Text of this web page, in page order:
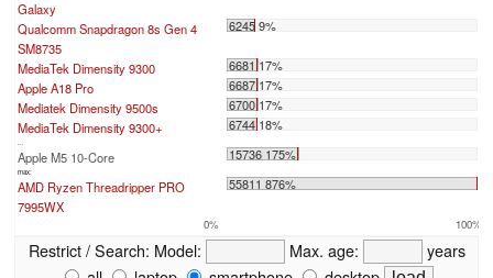
Galaxy
Qualcomm Snapdragon 8s Gen 4
SM8735
6245 9%
MediaTek Dimensity 9300
6681 17%
Apple A18 Pro
6687 17%
Mediatek Dimensity 9500s
6700 17%
MediaTek Dimensity 9300+
6744 18%
Apple M5 10-Core 15736 175%
max:
AMD Ryzen Threadripper PRO
7995WX
55811 876%
0% 100%
Restrict / Search: Model: Max. age:
years